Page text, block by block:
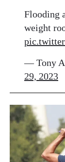
Flooding
weight
— Tony
29, 2023